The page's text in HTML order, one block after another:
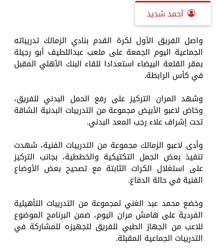
آحمد شديد
واصل الفريق الأول لكرة القدم بنادي الزمالك تدريباته
الجماعية اليوم الجمعة على ملعب عبداللطيف أبو رجيلة
بمقر القلعة البيضاء استعدادا للقاء البنك الأهلي المقبل
في كأس الرابطة.
وشهد المران التركيز على رفع الحمل البدني للفريق،
وخاض لاعبو الأبيض مجموعة من التدريبات البدنية الشاقة
تحت إشراف علاء رجب المعد البدني.
وأدى لاعبو الزمالك مجموعة من التدريبات الفنية، شهدت
تنفيذ بعض الجمل التكتيكية والخططية، بجانب التركيز
على استغلال الكرات الثابتة مع تصحيح بعض الأوضاع
الفنية في حالة الدفاع.
وخضع محمد عبد الغني لمجموعة من التدريبات التأهيلية
الفردية على هامش مران اليوم، ضمن البرنامج الموضوع
للاعب من الجهاز الطبي للفريق لتجهيزه للمشاركة في
التدريبات الجماعية المقبلة.